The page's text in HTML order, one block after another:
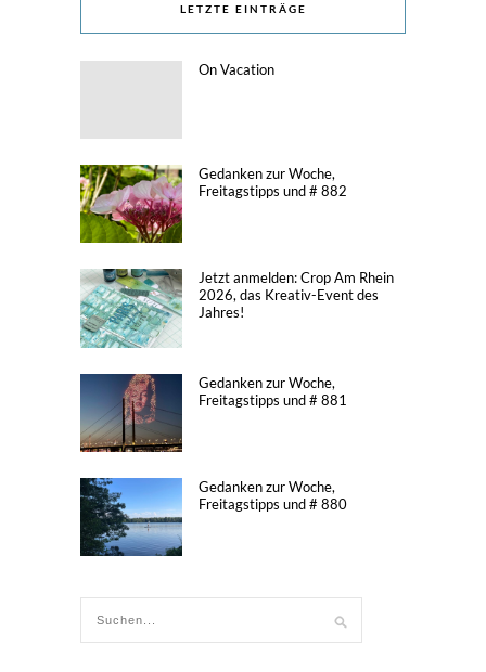
LETZTE EINTRÄGE
On Vacation
Gedanken zur Woche,
Freitagstipps und # 882
Jetzt anmelden: Crop Am Rhein
2026, das Kreativ-Event des
Jahres!
Gedanken zur Woche,
Freitagstipps und # 881
Gedanken zur Woche,
Freitagstipps und # 880